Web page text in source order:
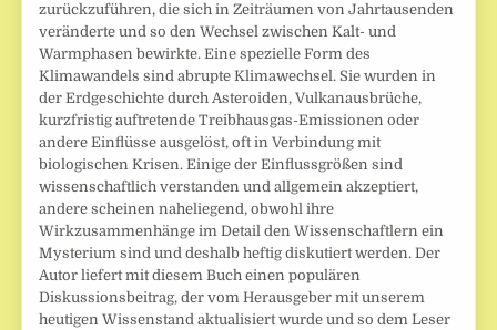
zurückzuführen, die sich in Zeiträumen von Jahrtausenden
veränderte und so den Wechsel zwischen Kalt- und
Warmphasen bewirkte. Eine spezielle Form des
Klimawandels sind abrupte Klimawechsel. Sie wurden in
der Erdgeschichte durch Asteroiden, Vulkanausbrüche,
kurzfristig auftretende Treibhausgas-Emissionen oder
andere Einflüsse ausgelöst, oft in Verbindung mit
biologischen Krisen. Einige der Einflussgrößen sind
wissenschaftlich verstanden und allgemein akzeptiert,
andere scheinen naheliegend, obwohl ihre
Wirkzusammenhänge im Detail den Wissenschaftlern ein
Mysterium sind und deshalb heftig diskutiert werden. Der
Autor liefert mit diesem Buch einen populären
Diskussionsbeitrag, der vom Herausgeber mit unserem
heutigen Wissenstand aktualisiert wurde und so dem Leser